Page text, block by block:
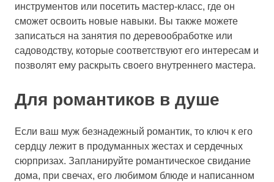
инструментов или посетить мастер-класс, где он
сможет освоить новые навыки. Вы также можете
записаться на занятия по деревообработке или
садоводству, которые соответствуют его интересам и
позволят ему раскрыть своего внутреннего мастера.
Для романтиков в душе
Если ваш муж безнадежный романтик, то ключ к его
сердцу лежит в продуманных жестах и ​​сердечных
сюрпризах. Запланируйте романтическое свидание
дома, при свечах, его любимом блюде и написанном